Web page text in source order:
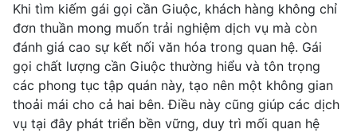
Khi tìm kiếm gái gọi cần Giuộc, khách hàng không chỉ
đơn thuần mong muốn trải nghiệm dịch vụ mà còn
đánh giá cao sự kết nối văn hóa trong quan hệ. Gái
gọi chất lượng cần Giuộc thường hiểu và tôn trọng
các phong tục tập quán này, tạo nên một không gian
thoải mái cho cả hai bên. Điều này cũng giúp các dịch
vụ tại đây phát triển bền vững, duy trì mối quan hệ